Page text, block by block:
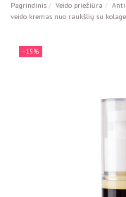
Pagrindinis Veido priežiūra Anti
veido kremas nuo raukšlių su
−15%